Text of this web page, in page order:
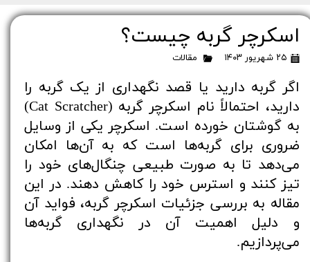
اسکرچر گربه چیست؟
۲۵ شهریور ۱۴۰۳ مقالات
اگر گربه دارید یا قصد نگهداری از یک گربه را
دارید، احتمالاً نام اسکرچر گربه (Cat Scratcher)
به گوشتان خورده است. اسکرچر یکی از وسایل
ضروری برای گربه‌ها است که به آن‌ها امکان
می‌دهد تا به صورت طبیعی چنگال‌های خود را
تیز کنند و استرس خود را کاهش دهند. در این
مقاله به بررسی جزئیات اسکرچر گربه، فواید آن
و دلیل اهمیت آن در نگهداری گربه‌ها
می‌پردازیم.